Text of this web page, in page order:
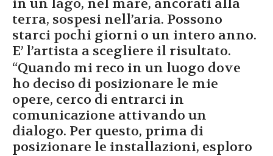
in un lago, nel mare, ancorati alla
terra, sospesi nell’aria. Possono
starci pochi giorni o un intero anno.
E’ l’artista a scegliere il risultato.
“Quando mi reco in un luogo dove
ho deciso di posizionare le mie
opere, cerco di entrarci in
comunicazione attivando un
dialogo. Per questo, prima di
posizionare le installazioni, esploro